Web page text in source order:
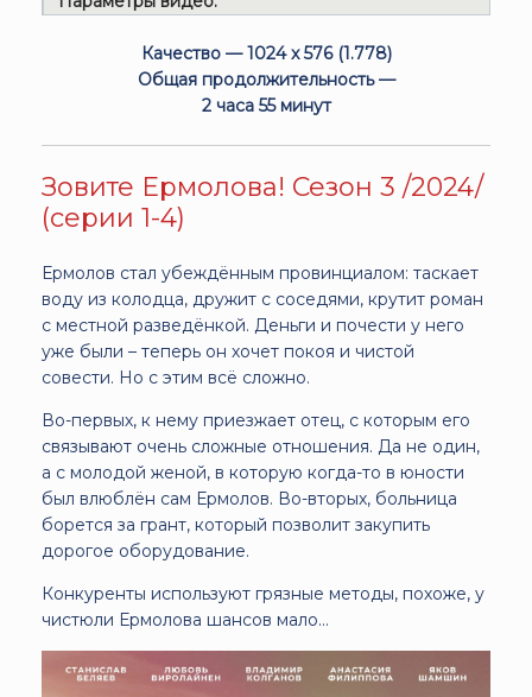
Качество — 1024 x 576 (1.778)
Общая продолжительность —
2 часа 55 минут
Зовите Ермолова! Сезон 3 /2024/
(серии 1-4)
Ермолов стал убеждённым провинциалом: таскает
воду из колодца, дружит с соседями, крутит роман
с местной разведёнкой. Деньги и почести у него
уже были – теперь он хочет покоя и чистой
совести. Но с этим всё сложно.
Во-первых, к нему приезжает отец, с которым его
связывают очень сложные отношения. Да не один,
а с молодой женой, в которую когда-то в юности
был влюблён сам Ермолов. Во-вторых, больница
борется за грант, который позволит закупить
дорогое оборудование.
Конкуренты используют грязные методы, похоже, у
чистюли Ермолова шансов мало…